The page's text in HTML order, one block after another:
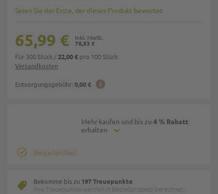
Seien Sie der Erste, der dieses Produkt bewertet
Versandkosten
Entsorgungsgebühr: 0,00 €
78,53 €
65,99 €
Für 300 Stück / 22,00 € pro 100 Stück
Mehr kaufen und bis zu 4 % Rabatt
erhalten
Bestellartikel
Bekomme bis zu 197 Treuepunkte
Ihre Treuepunkte werden in Bestellprozess berechnet.